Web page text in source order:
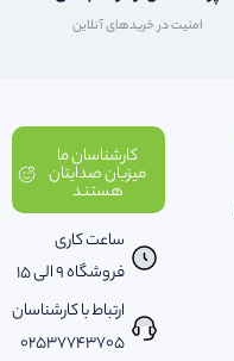
امنیت در خریدهای آنلاین
کارشناسان ما
میزبان صدایتان
هستند
ساعت کاری
فروشگاه 9 الی 15
ارتباط با کارشناسان
02537743705